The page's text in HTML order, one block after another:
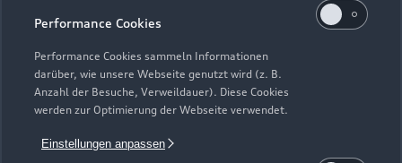
Performance Cookies
Performance Cookies sammeln Informationen
darüber, wie unsere Webseite genutzt wird (z. B.
Anzahl der Besuche, Verweildauer). Diese Cookies
werden zur Optimierung der Webseite verwendet.
Einstellungen anpassen
Elektromodelle
Plug-in-Hybride
Neuwagensuche
Gebrauchtwagensuche
Service & Zubehör
Saisonale Angebote
Audi Services
Support
Über Audi